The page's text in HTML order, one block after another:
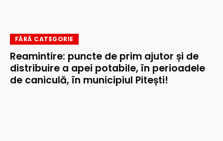
FĂRĂ CATEGORIE
Reamintire: puncte de prim ajutor și de
distribuire a apei potabile, în perioadele
de caniculă, în municipiul Pitești!